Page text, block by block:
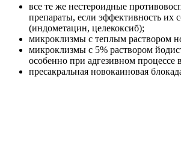
все те же нестероидные
препараты, если эффективность их
(индометацин, целекоксиб);
микроклизмы с теплым раствором
микроклизмы с 5% раствором
особенно при адгезивном процессе
пресакральная новокаиновая